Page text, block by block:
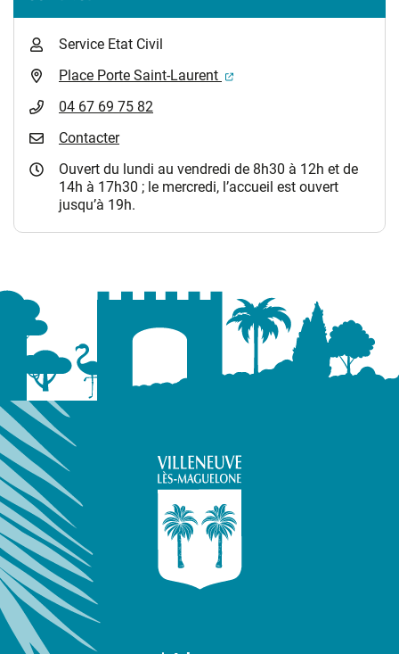
Service Etat Civil
Place Porte Saint-Laurent
(ouverture dans un
04 67 69 75 82
Contacter
Ouvert du lundi au vendredi de 8h30 à 12h et de
14h à 17h30 ; le mercredi, l’accueil est ouvert
jusqu’à 19h.